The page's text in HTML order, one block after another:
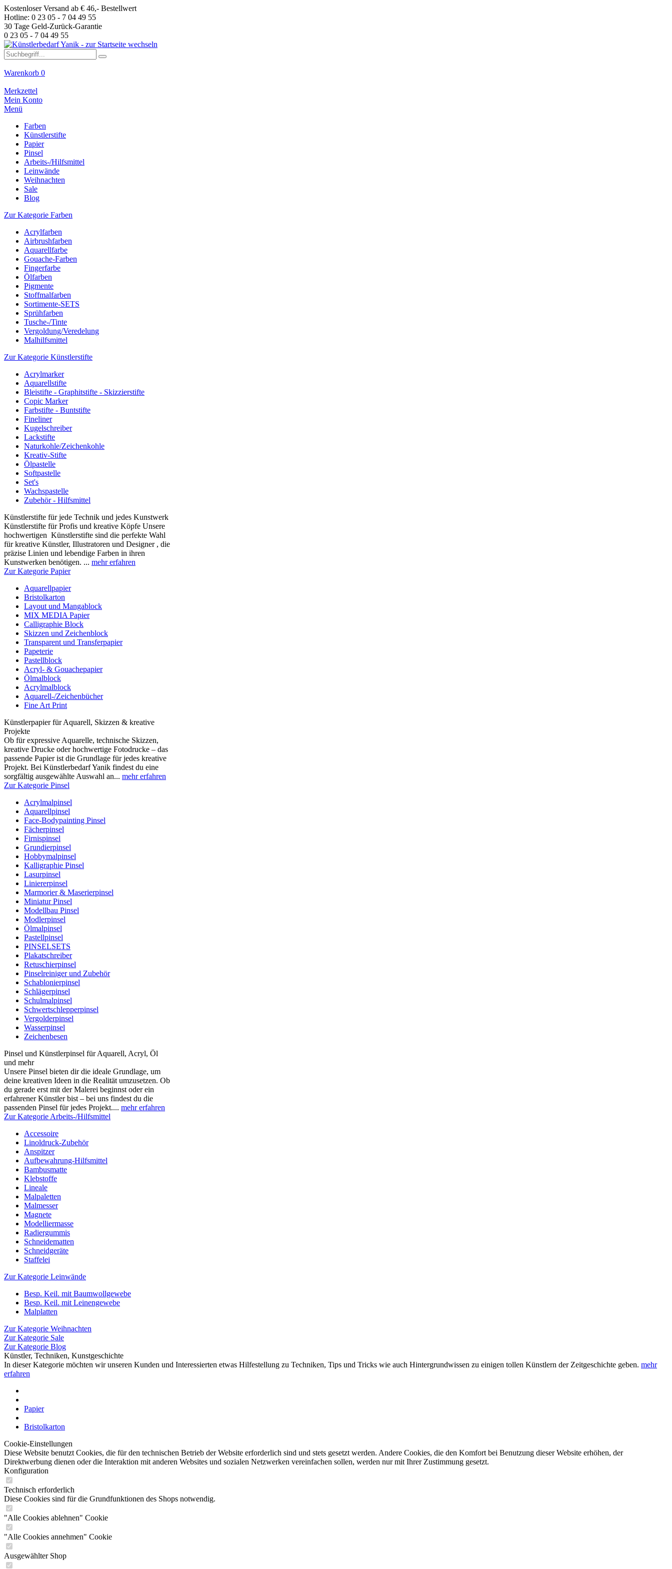
Kostenloser Versand ab € 46,- Bestellwert
Hotline: 0 23 05 - 7 04 49 55
30 Tage Geld-Zurück-Garantie
0 23 05 - 7 04 49 55
Warenkorb 0
Merkzettel
Mein Konto
Menü
Farben
Künstlerstifte
Papier
Pinsel
Arbeits-/Hilfsmittel
Leinwände
Weihnachten
Sale
Blog
Zur Kategorie Farben
Acrylfarben
Airbrushfarben
Aquarellfarbe
Gouache-Farben
Fingerfarbe
Ölfarben
Pigmente
Stoffmalfarben
Sortimente-SETS
Sprühfarben
Tusche-/Tinte
Vergoldung/Veredelung
Malhilfsmittel
Zur Kategorie Künstlerstifte
Acrylmarker
Aquarellstifte
Bleistifte - Graphitstifte - Skizzierstifte
Copic Marker
Farbstifte - Buntstifte
Fineliner
Kugelschreiber
Lackstifte
Naturkohle/Zeichenkohle
Kreativ-Stifte
Ölpastelle
Softpastelle
Set's
Wachspastelle
Zubehör - Hilfsmittel
Künstlerstifte für jede Technik und jedes Kunstwerk
Künstlerstifte für Profis und kreative Köpfe Unsere
hochwertigen Künstlerstifte sind die perfekte Wahl
für kreative Künstler, Illustratoren und Designer , die
präzise Linien und lebendige Farben in ihren
Kunstwerken benötigen. ... mehr erfahren
Zur Kategorie Papier
Aquarellpapier
Bristolkarton
Layout und Mangablock
MIX MEDIA Papier
Calligraphie Block
Skizzen und Zeichenblock
Transparent und Transferpapier
Papeterie
Pastellblock
Acryl- & Gouachepapier
Ölmalblock
Acrylmalblock
Aquarell-/Zeichenbücher
Fine Art Print
Künstlerpapier für Aquarell, Skizzen & kreative
Projekte
Ob für expressive Aquarelle, technische Skizzen,
kreative Drucke oder hochwertige Fotodrucke – das
passende Papier ist die Grundlage für jedes kreative
Projekt. Bei Künstlerbedarf Yanik findest du eine
sorgfältig ausgewählte Auswahl an... mehr erfahren
Zur Kategorie Pinsel
Acrylmalpinsel
Aquarellpinsel
Face-Bodypainting Pinsel
Fächerpinsel
Firnispinsel
Grundierpinsel
Hobbymalpinsel
Kalligraphie Pinsel
Lasurpinsel
Liniererpinsel
Marmorier & Maserierpinsel
Miniatur Pinsel
Modellbau Pinsel
Modlerpinsel
Ölmalpinsel
Pastellpinsel
PINSELSETS
Plakatschreiber
Retuschierpinsel
Pinselreiniger und Zubehör
Schablonierpinsel
Schlägerpinsel
Schulmalpinsel
Schwertschlepperpinsel
Vergolderpinsel
Wasserpinsel
Zeichenbesen
Pinsel und Künstlerpinsel für Aquarell, Acryl, Öl
und mehr
Unsere Pinsel bieten dir die ideale Grundlage, um
deine kreativen Ideen in die Realität umzusetzen. Ob
du gerade erst mit der Malerei beginnst oder ein
erfahrener Künstler bist – bei uns findest du die
passenden Pinsel für jedes Projekt.... mehr erfahren
Zur Kategorie Arbeits-/Hilfsmittel
Accessoire
Linoldruck-Zubehör
Anspitzer
Aufbewahrung-Hilfsmittel
Bambusmatte
Klebstoffe
Lineale
Malpaletten
Malmesser
Magnete
Modelliermasse
Radiergummis
Schneidematten
Schneidgeräte
Staffelei
Zur Kategorie Leinwände
Besp. Keil. mit Baumwollgewebe
Besp. Keil. mit Leinengewebe
Malplatten
Zur Kategorie Weihnachten
Zur Kategorie Sale
Zur Kategorie Blog
Künstler, Techniken, Kunstgeschichte
In dieser Kategorie möchten wir unseren Kunden und Interessierten etwas Hilfestellung zu Techniken, Tips und Tricks wie auch Hintergrundwissen zu einigen tollen Künstlern der Zeitgeschichte geben. mehr
erfahren
Papier
Bristolkarton
Cookie-Einstellungen
Diese Website benutzt Cookies, die für den technischen Betrieb der Website erforderlich sind und stets gesetzt werden. Andere Cookies, die den Komfort bei Benutzung dieser Website erhöhen, der
Direktwerbung dienen oder die Interaktion mit anderen Websites und sozialen Netzwerken vereinfachen sollen, werden nur mit Ihrer Zustimmung gesetzt.
Konfiguration
Technisch erforderlich
Diese Cookies sind für die Grundfunktionen des Shops notwendig.
"Alle Cookies ablehnen" Cookie
"Alle Cookies annehmen" Cookie
Ausgewählter Shop